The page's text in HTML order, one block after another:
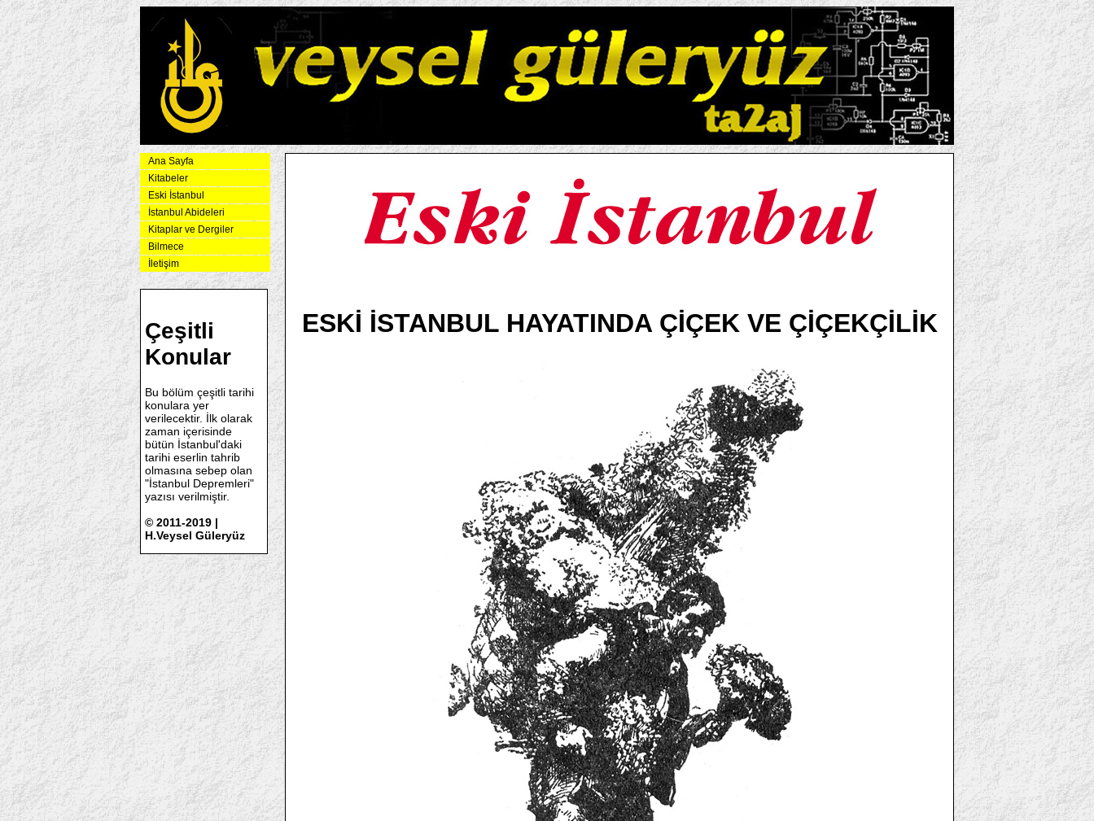
ESKİ İSTANBUL HAYATINDA ÇİÇEK VE ÇİÇEKÇİLİK
Ana Sayfa
Kitabeler
Eski İstanbul
İstanbul Abideleri
Kitaplar ve Dergiler
Bilmece
İletişim
Çeşitli
Konular
Bu bölüm çeşitli tarihi
konulara yer
verilecektir. İlk olarak
zaman içerisinde
bütün İstanbul'daki
tarihi eserlin tahrib
olmasına sebep olan
"İstanbul Depremleri"
yazısı verilmiştir.
© 2011-2019 |
H.Veysel Güleryüz